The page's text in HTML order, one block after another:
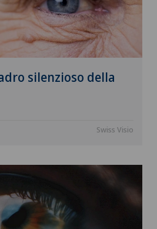
silenzioso della
Swiss Visio